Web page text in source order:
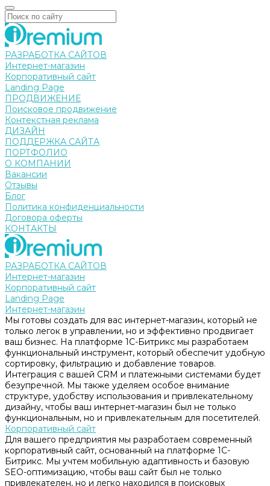
РАЗРАБОТКА САЙТОВ
Интернет-магазин
Корпоративный сайт
Landing Page
ПРОДВИЖЕНИЕ
Поисковое продвижение
Контекстная реклама
ДИЗАЙН
ПОДДЕРЖКА САЙТА
ПОРТФОЛИО
О КОМПАНИИ
Вакансии
Отзывы
Блог
Политика конфиденциальности
Договора оферты
КОНТАКТЫ
РАЗРАБОТКА САЙТОВ
Интернет-магазин
Корпоративный сайт
Landing Page
Интернет-магазин
Мы готовы создать для вас интернет-магазин, который не
только легок в управлении, но и эффективно продвигает
ваш бизнес. На платформе 1С-Битрикс мы разработаем
функциональный инструмент, который обеспечит удобную
сортировку, фильтрацию и добавление товаров.
Интеграция с вашей CRM и платежными системами будет
безупречной. Мы также уделяем особое внимание
структуре, удобству использования и привлекательному
дизайну, чтобы ваш интернет-магазин был не только
функциональным, но и привлекательным для посетителей.
Корпоративный сайт
Для вашего предприятия мы разработаем современный
корпоративный сайт, основанный на платформе 1С-
Битрикс. Мы учтем мобильную адаптивность и базовую
SEO-оптимизацию, чтобы ваш сайт был не только
привлекателен, но и легко находился в поисковых